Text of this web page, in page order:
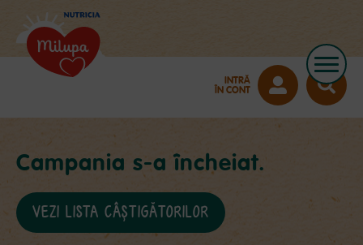
INTRĂ
ÎN CONT
Campania s-a încheiat.
VEZI LISTA CÂȘTIGĂTORILOR